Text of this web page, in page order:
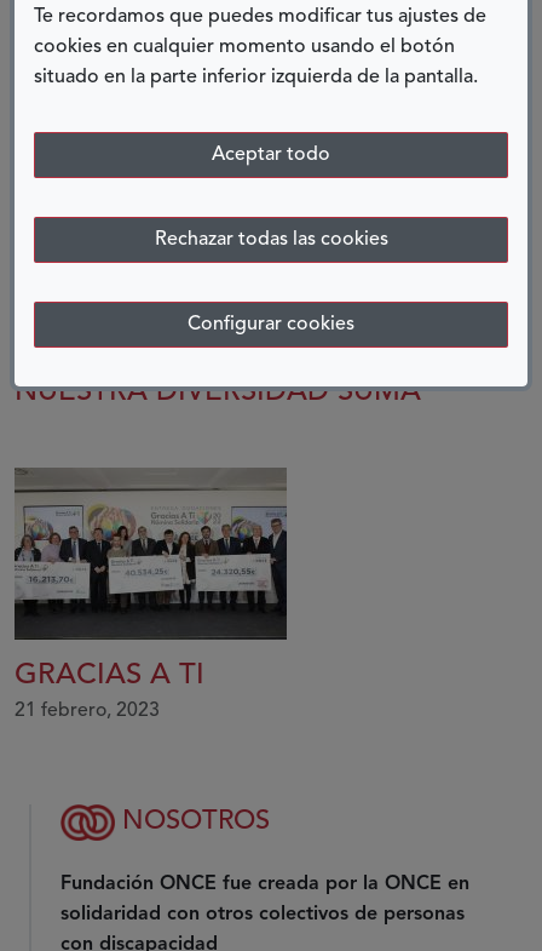
Te recordamos que puedes modificar tus ajustes de
cookies en cualquier momento usando el botón
situado en la parte inferior izquierda de la pantalla.
Aceptar todo
Rechazar todas las cookies
Configurar cookies
FONDO SOCIAL EUROPEO A
CUMPLIR LOS SUEÑOS DE LAS
PERSONAS CON DISCAPACIDAD
NUESTRA DIVERSIDAD SUMA
GRACIAS A TI
21 febrero, 2023
NOSOTROS
Fundación ONCE fue creada por la ONCE en
solidaridad con otros colectivos de personas
con discapacidad